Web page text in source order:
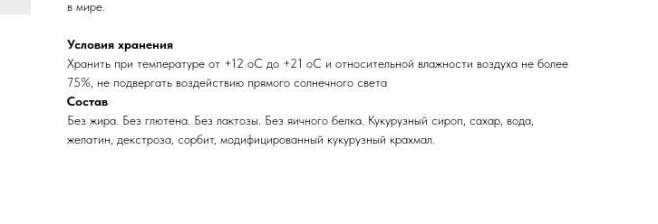
в мире.
Условия хранения
Хранить при температуре от +12 оС до +21 оС и относительной влажности воздуха не более
75%, не подвергать воздействию прямого солнечного света
Состав
Без жира. Без глютена. Без лактозы. Без яичного белка. Кукурузный сироп, сахар, вода,
желатин, декстроза, сорбит, модифицированный кукурузный крахмал.